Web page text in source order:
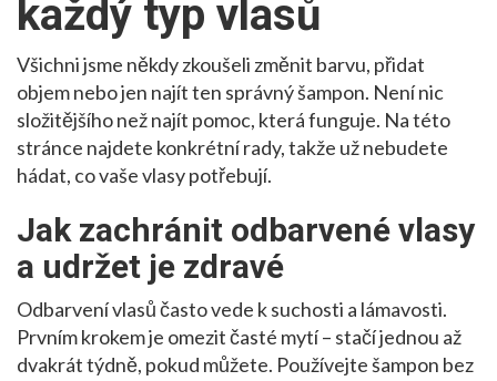
každý typ vlasů
Všichni jsme někdy zkoušeli změnit barvu, přidat
objem nebo jen najít ten správný šampon. Není nic
složitějšího než najít pomoc, která funguje. Na této
stránce najdete konkrétní rady, takže už nebudete
hádat, co vaše vlasy potřebují.
Jak zachránit odbarvené vlasy
a udržet je zdravé
Odbarvení vlasů často vede k suchosti a lámavosti.
Prvním krokem je omezit časté mytí – stačí jednou až
dvakrát týdně, pokud můžete. Používejte šampon bez